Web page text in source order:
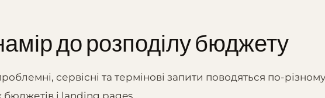
до розподілу бюджету
сервісні та термінові запити поводяться по-
і landing pages.